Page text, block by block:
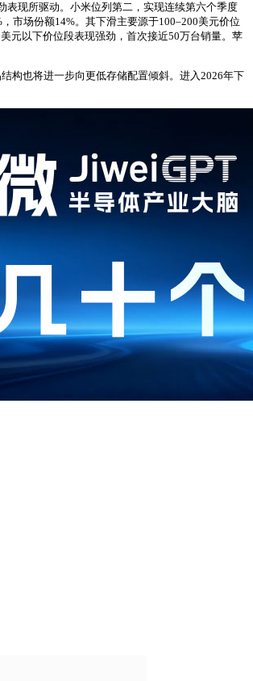
表现所驱动。小米位列第二，实现连续第六个季度
市场份额14%。其下滑主要源于100–200美元价位
元以下价位段表现强劲，首次接近50万台销量。苹
构也将进一步向更低存储配置倾斜。进入2026年下